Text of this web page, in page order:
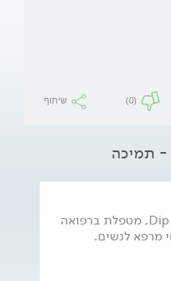
(0) שיתוף
- תמיכה
דנית כץ-שטרן Dip.Ac, מטפלת ברפואה
מרפא לנשים.